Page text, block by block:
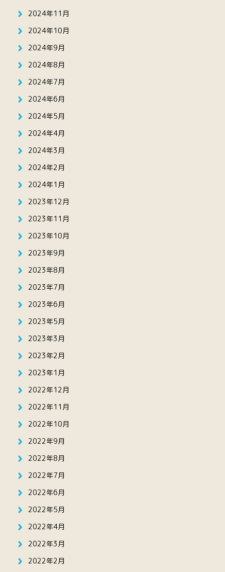
2024年11月
2024年10月
2024年9月
2024年8月
2024年7月
2024年6月
2024年5月
2024年4月
2024年3月
2024年2月
2024年1月
2023年12月
2023年11月
2023年10月
2023年9月
2023年8月
2023年7月
2023年6月
2023年5月
2023年3月
2023年2月
2023年1月
2022年12月
2022年11月
2022年10月
2022年9月
2022年8月
2022年7月
2022年6月
2022年5月
2022年4月
2022年3月
2022年2月